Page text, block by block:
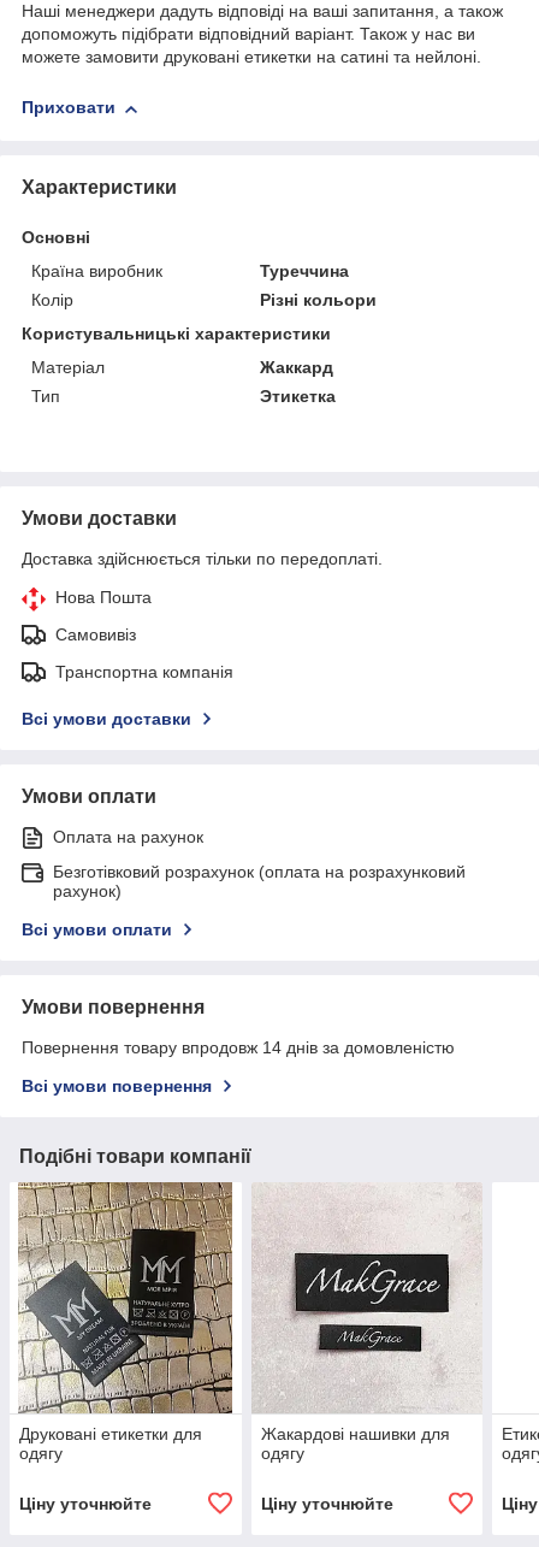
Наші менеджери дадуть відповіді на ваші запитання, а також
допоможуть підібрати відповідний варіант. Також у нас ви
можете замовити друковані етикетки на сатині та нейлоні.
Приховати
Характеристики
Основні
Країна виробник
Туреччина
Колір
Різні кольори
Користувальницькі характеристики
Матеріал
Жаккард
Тип
Этикетка
Умови доставки
Доставка здійснюється тільки по передоплаті.
Нова Пошта
Самовивіз
Транспортна компанія
Всі умови доставки
Умови оплати
Оплата на рахунок
Безготівковий розрахунок (оплата на розрахунковий
рахунок)
Всі умови оплати
Умови повернення
Повернення товару впродовж 14 днів за домовленістю
Всі умови повернення
Подібні товари компанії
Друковані етикетки для
одягу
Ціну уточнюйте
Жакардові нашивки для
одягу
Ціну уточнюйте